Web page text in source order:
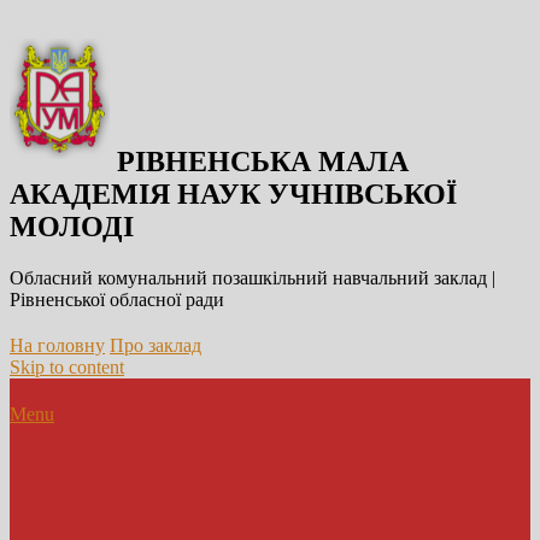
РІВНЕНСЬКА МАЛА
АКАДЕМІЯ НАУК УЧНІВСЬКОЇ
МОЛОДІ
Обласний комунальний позашкільний навчальний заклад |
Рівненської обласної ради
На головну Про заклад
Skip to content
Menu